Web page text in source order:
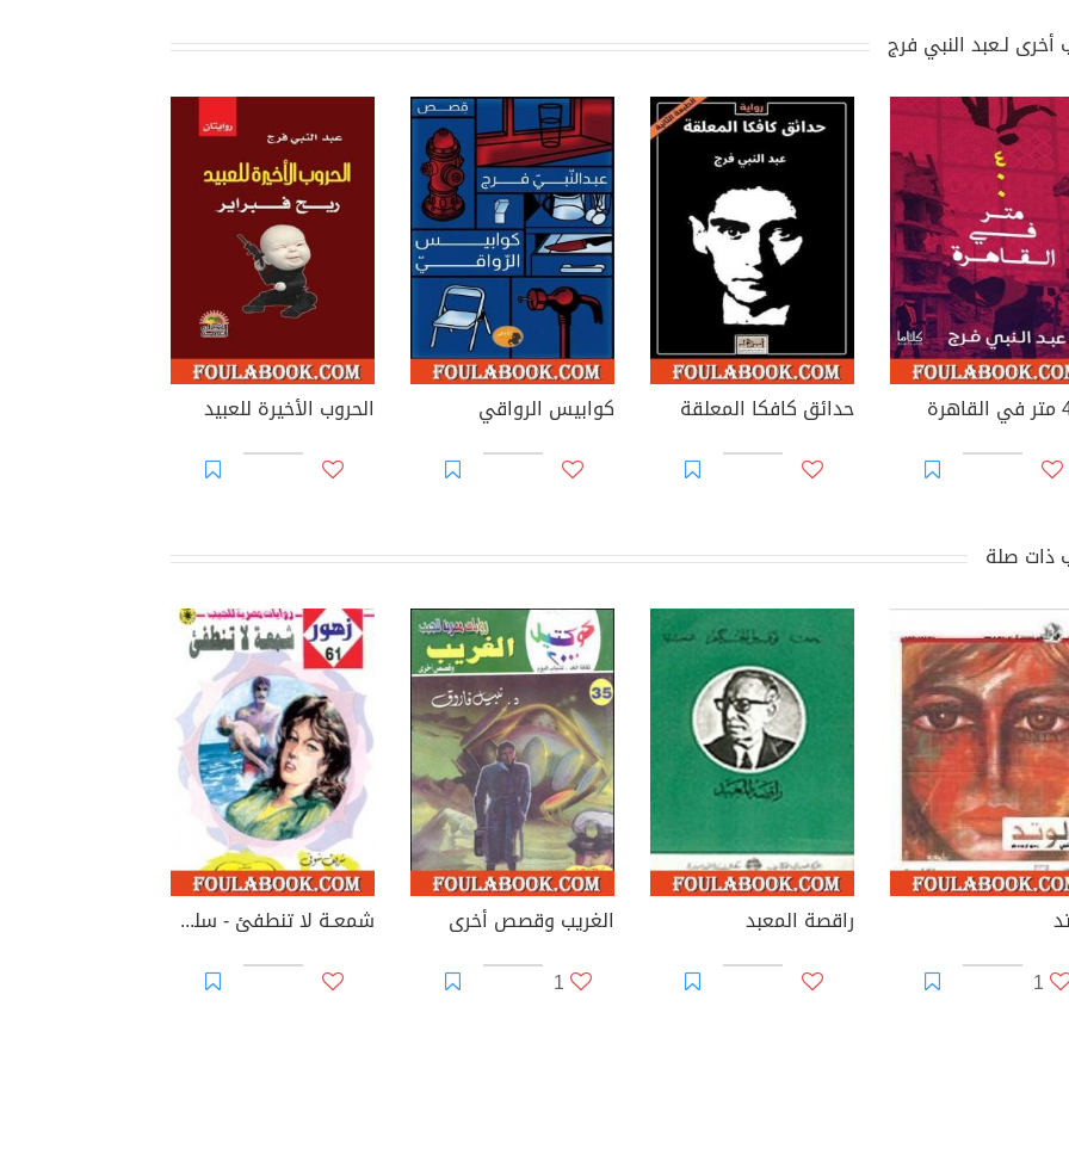
أخرى لـعبد النبي فرج
حدائق كافكا المعلقة كوابيس الرواقي الحروب الأخيرة للعبيد
ذات صلة
1
راقصة المعبد
الغريب وقصص أخرى
1
شمعـة لا تنطفئ - سلسلة زهور